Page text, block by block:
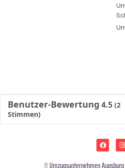
Benutzer-Bewertung 4.5 (2
Stimmen)
©Umzugsunternehmen Augsburg